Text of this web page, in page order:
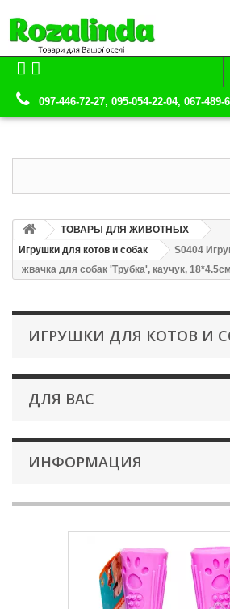
097-446-72-27, 095-054-22-04, 067-
ТОВАРЫ ДЛЯ ЖИВОТНЫХ
Игрушки для котов и собак
S0404
жвачка для собак 'Трубка', каучук,
ИГРУШКИ ДЛЯ КОТОВ И
ДЛЯ ВАС
ИНФОРМАЦИЯ